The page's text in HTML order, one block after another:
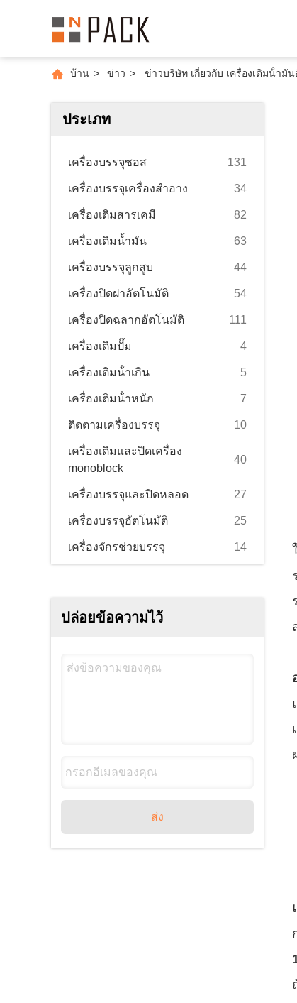
บ้าน > ข่าว > ข่าวบริษัท เกี่ยวกับ เครื่องเติมน้ํา
ประเภท
เครื่องบรรจุซอส 131
เครื่องบรรจุเครื่องสำอาง 34
เครื่องเติมสารเคมี 82
เครื่องเติมน้ำมัน 63
เครื่องบรรจุลูกสูบ 44
เครื่องปิดฝาอัตโนมัติ 54
เครื่องปิดฉลากอัตโนมัติ 111
เครื่องเติมปั๊ม 4
เครื่องเติมน้ําเกิน 5
เครื่องเติมน้ําหนัก 7
ติดตามเครื่องบรรจุ 10
เครื่องเติมและปิดเครื่อง
monoblock
40
เครื่องบรรจุและปิดหลอด 27
เครื่องบรรจุอัตโนมัติ 25
เครื่องจักรช่วยบรรจุ 14
ปล่อยข้อความไว้
ส่ง